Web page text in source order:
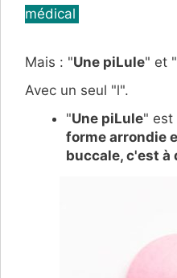
médical
Mais : "Une piLule" et "
Avec un seul "l".
"Une piLule" est
forme arrondie
buccale, c'est à